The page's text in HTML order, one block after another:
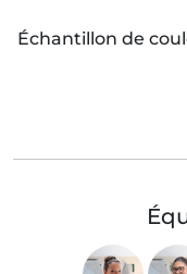
Échantillon de